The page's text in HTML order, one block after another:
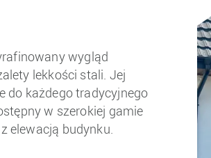
wygląd
lekkości stali. Jej
do każdego tradycyjnego
w szerokiej gamie
elewacją budynku.